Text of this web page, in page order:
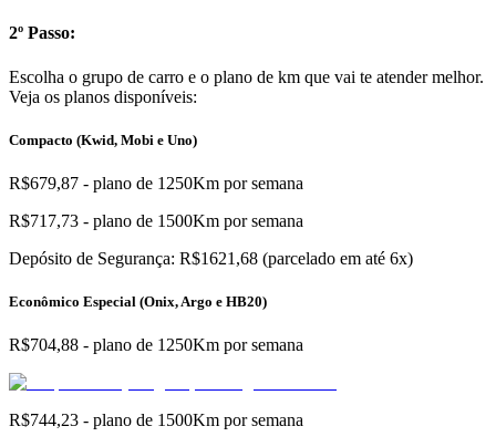
2º Passo:
Escolha o grupo de carro e o plano de km que vai te atender melhor.
Veja os planos disponíveis:
Compacto (Kwid, Mobi e Uno)
R$679,87 - plano de 1250Km por semana
R$717,73 - plano de 1500Km por semana
Depósito de Segurança: R$1621,68 (parcelado em até 6x)
Econômico Especial (Onix, Argo e HB20)
R$704,88 - plano de 1250Km por semana
R$744,23 - plano de 1500Km por semana